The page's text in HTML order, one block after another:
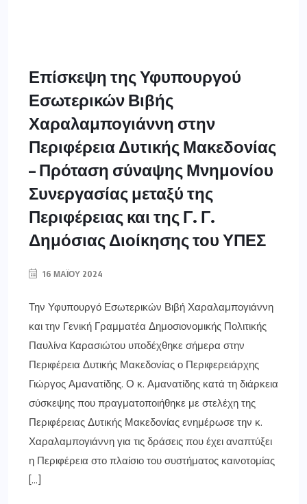
Επίσκεψη της Υφυπουργού
Εσωτερικών Βιβής
Χαραλαμπογιάννη στην
Περιφέρεια Δυτικής Μακεδονίας
– Πρόταση σύναψης Μνημονίου
Συνεργασίας μεταξύ της
Περιφέρειας και της Γ. Γ.
Δημόσιας Διοίκησης του ΥΠΕΣ
16 ΜΑΪ́ΟΥ 2024
Την Υφυπουργό Εσωτερικών Βιβή Χαραλαμπογιάννη
και την Γενική Γραμματέα Δημοσιονομικής Πολιτικής
Παυλίνα Kαρασιώτου υποδέχθηκε σήμερα στην
Περιφέρεια Δυτικής Μακεδονίας ο Περιφερειάρχης
Γιώργος Αμανατίδης. Ο κ. Αμανατίδης κατά τη διάρκεια
σύσκεψης που πραγματοποιήθηκε με στελέχη της
Περιφέρειας Δυτικής Μακεδονίας ενημέρωσε την κ.
Χαραλαμπογιάννη για τις δράσεις που έχει αναπτύξει
η Περιφέρεια στο πλαίσιο του συστήματος καινοτομίας
[…]